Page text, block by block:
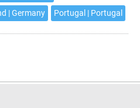
| Germany Portugal | Portugal